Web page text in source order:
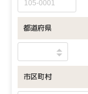
都道府県
市区町村